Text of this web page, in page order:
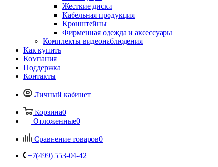
Жесткие диски
Кабельная продукция
Кронштейны
Фирменная одежда и аксессуары
Комплекты видеонаблюдения
Как купить
Компания
Поддержка
Контакты
Личный кабинет
Корзина0
Отложенные0
Сравнение товаров0
+7(499) 553-04-42